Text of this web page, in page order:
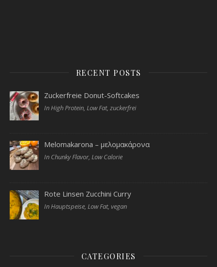
RECENT POSTS
Zuckerfreie Donut-Softcakes
In High Protein, Low Fat, zuckerfrei
Melomakarona – μελομακάρονα
In Chunky Flavor, Low Calorie
Rote Linsen Zucchini Curry
In Hauptspeise, Low Fat, vegan
CATEGORIES